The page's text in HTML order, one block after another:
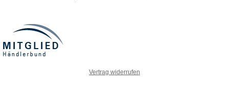
Vertrag widerrufen